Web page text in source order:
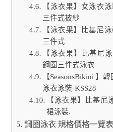
【泳衣果】女泳衣
三件式披紗
【泳衣果】比基尼
三件式
【泳衣果】比基尼
鋼圈三件式泳衣
【SeasonsBikini 】
泳衣泳裝-KSS28
【泳衣果】比基尼
裙泳裝.
鋼圈泳衣 規格價格一覽表